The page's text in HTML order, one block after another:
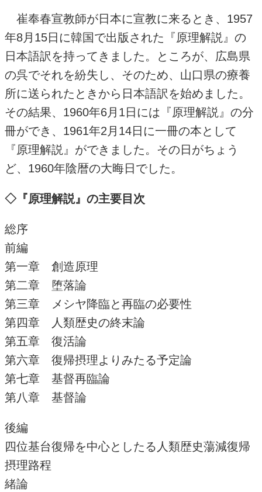
崔奉春宣教師が日本に宣教に来るとき、1957
年8月15日に韓国で出版された『原理解説』の
日本語訳を持ってきました。ところが、広島県
の呉でそれを紛失し、そのため、山口県の療養
所に送られたときから日本語訳を始めました。
その結果、1960年6月1日には『原理解説』の分
冊ができ、1961年2月14日に一冊の本として
『原理解説』ができました。その日がちょう
ど、1960年陰暦の大晦日でした。
◇『原理解説』の主要目次
総序
前編
第一章 創造原理
第二章 堕落論
第三章 メシヤ降臨と再臨の必要性
第四章 人類歴史の終末論
第五章 復活論
第六章 復帰摂理よりみたる予定論
第七章 基督再臨論
第八章 基督論
後編
四位基台復帰を中心としたる人類歴史蕩減復帰
摂理路程
緒論